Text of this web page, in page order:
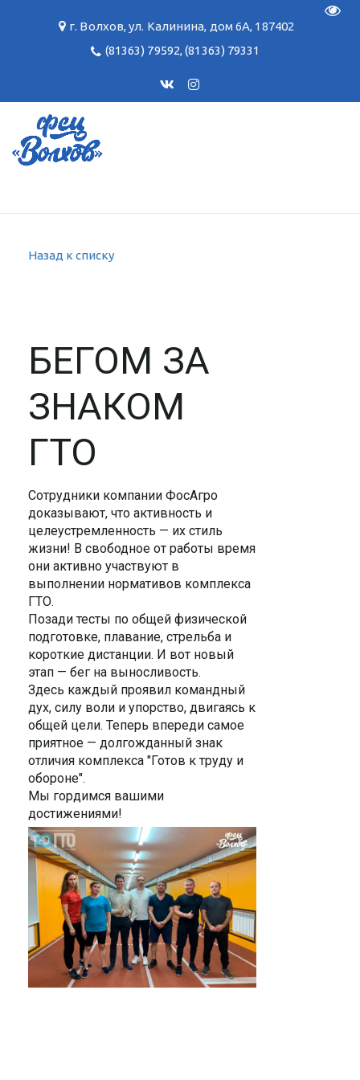
г. Волхов,ул. Калинина, дом 6А, 187402
(81363) 79592,(81363) 79331
Назад к списку
БЕГОМ ЗА
ЗНАКОМ
ГТО
Сотрудники компании ФосАгро
доказывают, что активность и
целеустремленность — их стиль
жизни! В свободное от работы время
они активно участвуют в
выполнении нормативов комплекса
ГТО.
Позади тесты по общей физической
подготовке, плавание, стрельба и
короткие дистанции. И вот новый
этап — бег на выносливость.
Здесь каждый проявил командный
дух, силу воли и упорство, двигаясь к
общей цели. Теперь впереди самое
приятное — долгожданный знак
отличия комплекса "Готов к труду и
обороне".
Мы гордимся вашими
достижениями!